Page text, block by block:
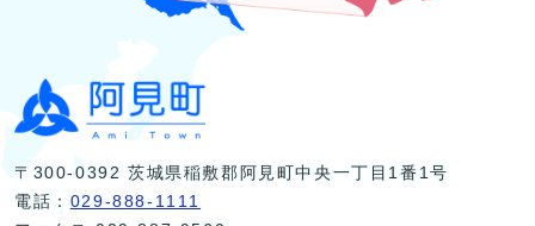
〒300-0392 茨城県稲敷郡阿見町中央一丁目1番1号
電話： 029-888-1111